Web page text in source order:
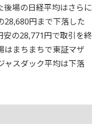
場の日経平均はさらに
28,680円まで下落した
の28,771円で取引を終
はまちまちで東証マザ
ャスダック平均は下落